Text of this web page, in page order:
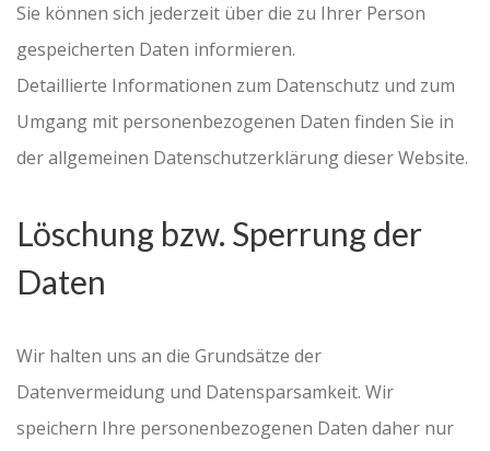
Sie können sich jederzeit über die zu Ihrer Person
gespeicherten Daten informieren.
Detaillierte Informationen zum Datenschutz und zum
Umgang mit personenbezogenen Daten finden Sie in
der allgemeinen Datenschutzerklärung dieser Website.
Löschung bzw. Sperrung der
Daten
Wir halten uns an die Grundsätze der
Datenvermeidung und Datensparsamkeit. Wir
speichern Ihre personenbezogenen Daten daher nur